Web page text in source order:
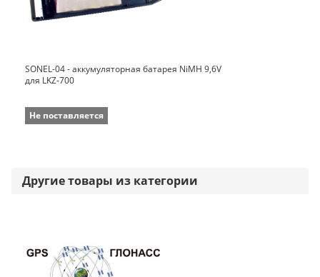
SONEL-04 - аккумуляторная батарея NiMH 9,6V
для LKZ-700
Не поставляется
Другие товары из категории